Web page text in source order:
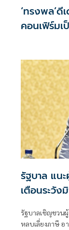
‘ทรงพล’ดี
คอนเฟิร์ม
รัฐบาล แน
เตือนระวัง
รัฐบาลเชิญชวน
หลบเลี่ยงภาษี อ